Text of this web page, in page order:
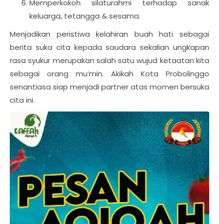
Memperkokoh silaturahmi terhadap sanak
keluarga, tetangga & sesama.
Menjadikan peristiwa kelahiran buah hati sebagai
berita suka cita kepada saudara sekalian ungkapan
rasa syukur merupakan salah satu wujud ketaatan kita
sebagai orang mu’min. Akikah Kota Probolinggo
senantiasa siap menjadi partner atas momen bersuka
cita ini.